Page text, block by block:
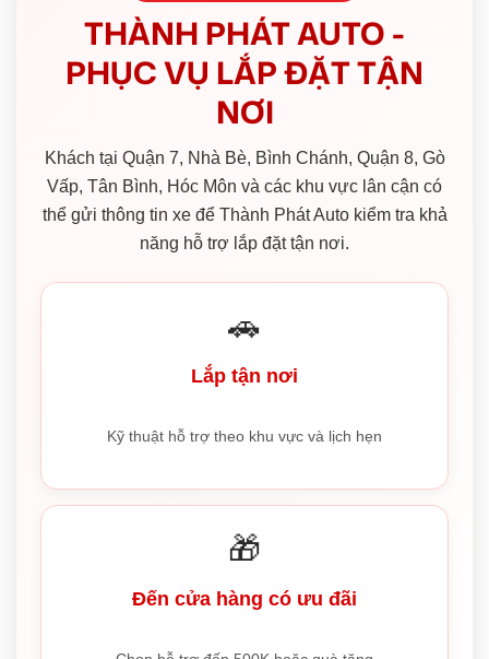
THÀNH PHÁT AUTO -
PHỤC VỤ LẮP ĐẶT TẬN
NƠI
Khách tại Quận 7, Nhà Bè, Bình Chánh, Quận 8, Gò
Vấp, Tân Bình, Hóc Môn và các khu vực lân cận có
thể gửi thông tin xe để Thành Phát Auto kiểm tra khả
năng hỗ trợ lắp đặt tận nơi.
🚗
Lắp tận nơi
Kỹ thuật hỗ trợ theo khu vực và lịch hẹn
🎁
Đến cửa hàng có ưu đãi